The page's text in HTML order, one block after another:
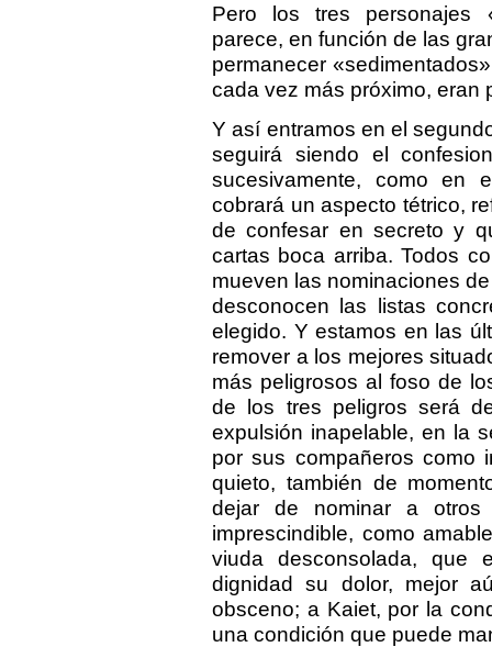
Pero los tres personajes
parece, en función de las
permanecer
cada vez más próximo, eran
Y así entramos en el
seguirá siendo el
sucesivamente, como en
cobrará un aspecto tétrico,
de confesar en secreto y
cartas boca arriba. Todos
mueven las nominaciones
desconocen las listas
elegido. Y estamos en las
remover a los mejores
más peligrosos al foso de
de los tres peligros será
expulsión inapelable, en la
por sus compañeros como
quieto, también de
dejar de nominar a
imprescindible, como
viuda desconsolada, que
dignidad su dolor, mejor
obsceno; a Kaiet, por la
una condición que puede